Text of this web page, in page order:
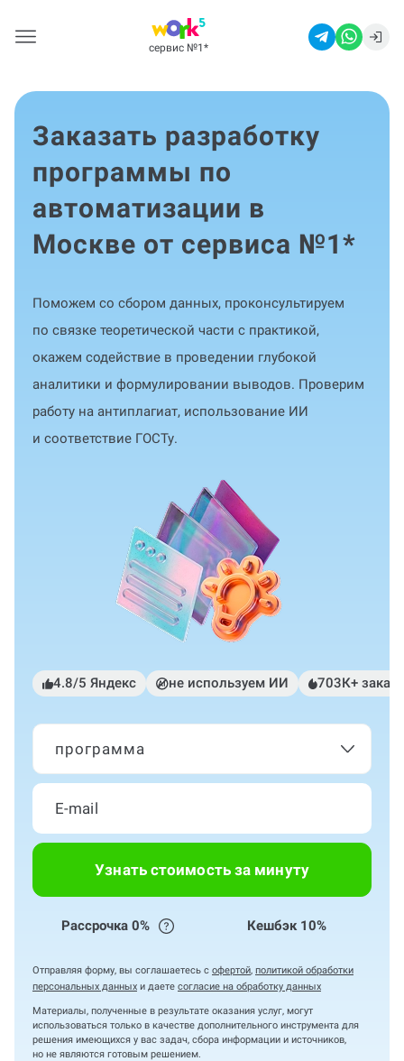
сервис №1 *
Заказать разработку
программы по
автоматизации в
Москве от сервиса №1*
Поможем со сбором данных, проконсультируем
по связке теоретической части с практикой,
окажем содействие в проведении глубокой
аналитики и формулировании выводов. Проверим
работу на антиплагиат, использование ИИ
и соответствие ГОСТу.
4.8/5 Яндекс не используем ИИ 703К+
программа
Узнать стоимость за минуту
Рассрочка 0% Кешбэк 10%
Отправляя форму, вы соглашаетесь с офертой, политикой обработки
персональных данных и даете согласие на обработку данных
Материалы, полученные в результате оказания услуг, могут
использоваться только в качестве дополнительного инструмента для
решения имеющихся у вас задач, сбора информации и источников,
но не являются готовым решением.